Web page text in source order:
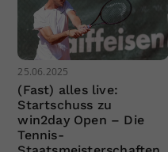
25.06.2025
(Fast) alles live:
Startschuss zu
win2day Open – Die
Tennis-